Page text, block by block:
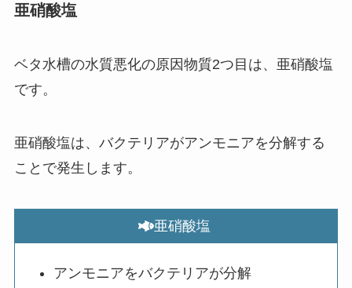
亜硝酸塩
ベタ水槽の水質悪化の原因物質2つ目は、亜硝酸塩
です。
亜硝酸塩は、バクテリアがアンモニアを分解する
ことで発生します。
亜硝酸塩
アンモニアをバクテリアが分解